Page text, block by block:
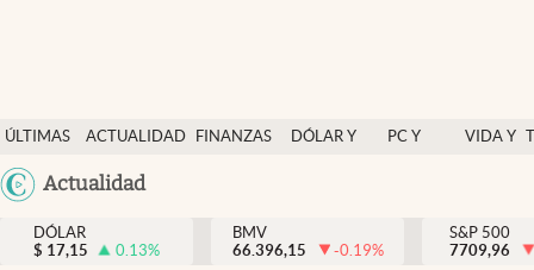
ÚLTIMAS
NOTICIAS
ACTUALIDAD
FINANZAS
DÓLAR Y
PC Y
VIDA Y
México
Actualidad
Actualidad
Finanzas y economía
Dólar y mercados
DÓLAR
$ 17,15 0.13%
BMV
66.396,15
-0.19%
S&P 500
7709,96